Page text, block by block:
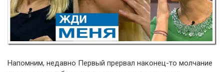
Напомним, недавно Первый прервал наконец-то молчание